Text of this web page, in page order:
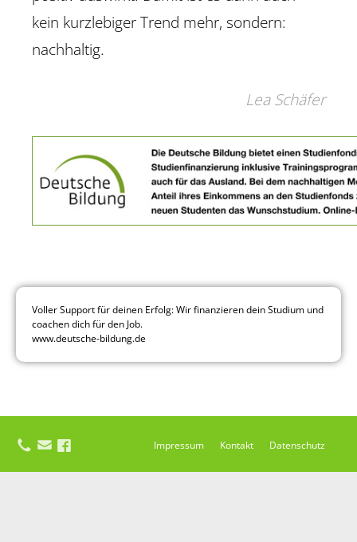
kein kurzlebiger Trend mehr, sondern:
nachhaltig.
Lea Schäfer
Voller Support für deinen Erfolg: Wir finanzieren dein Studium und
coachen dich für den Job.
www.deutsche-bildung.de
Impressum Kontakt Datenschutz